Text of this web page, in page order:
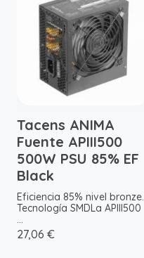
Tacens ANIMA
Fuente APIII500
500W PSU 85% EF
Black
Eficiencia 85% nivel bronze.
Tecnología SMDLa APIII500
...
27,06 €